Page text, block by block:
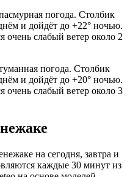
погода. Столбик
и дойдёт до +22° ночью.
слабый ветер около 2
погода. Столбик
и дойдёт до +20° ночью.
слабый ветер около 3
на сегодня, завтра и
каждые 30 минут из